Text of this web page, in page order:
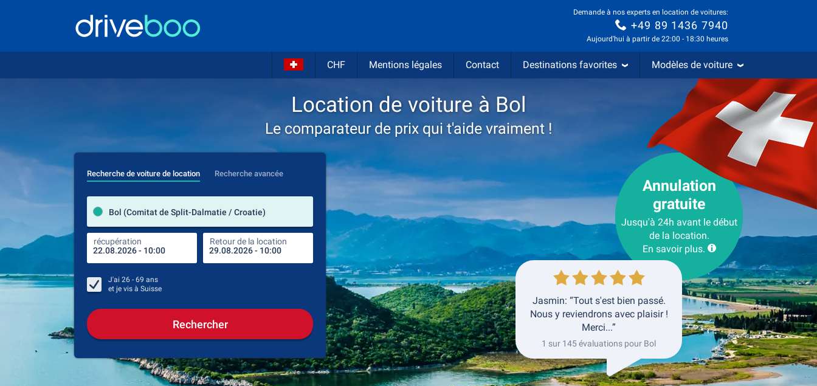
Demande à nos experts en location de voitures:
+49 89 1436 7940
Aujourd'hui à partir de 22:00 - 18:30 heures
CHF Mentions légales Contact Destinations favorites Modèles de voiture
Location de voiture à Bol
Le comparateur de prix qui t'aide vraiment !
Recherche de voiture de location Recherche avancée
Bol (Comitat de Split-Dalmatie / Croatie)
récupération Retour de la location endroit de retour
récupération Retour de la location
J'ai 26 - 69 ans
et je vis à Suisse
Rechercher
Annulation
gratuite
Jusqu'à 24h avant le début
de la location.
En savoir plus.
Jasmin: “Tout s'est bien passé.
Nous y reviendrons avec plaisir !
Merci...”
1 sur 145 évaluations pour Bol